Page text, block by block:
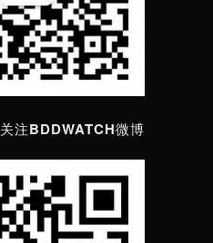
关注BDDWATCH微博